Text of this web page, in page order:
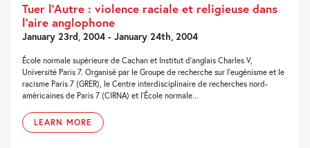
Tuer l’Autre : violence raciale et religieuse dans
l’aire anglophone
January 23rd, 2004 - January 24th, 2004
École normale supérieure de Cachan et Institut d’anglais Charles V,
Université Paris 7. Organisé par le Groupe de recherche sur l’eugénisme et le
racisme Paris 7 (GRER), le Centre interdisciplinaire de recherches nord-
américaines de Paris 7 (CIRNA) et l’École normale...
LEARN MORE